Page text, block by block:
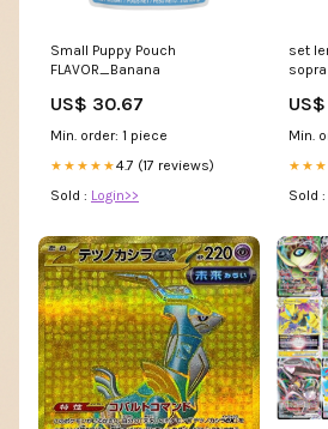
Small Puppy Pouch
FLAVOR_Banana
US$ 30.67
Min. order: 1 piece
★★★★★4.7 (17 reviews)
Sold : Login>>
set
e
Min.
Sold :